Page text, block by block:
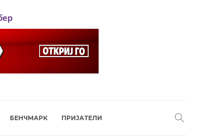
БЕНЧМАРК ПРИЈАТЕЛИ